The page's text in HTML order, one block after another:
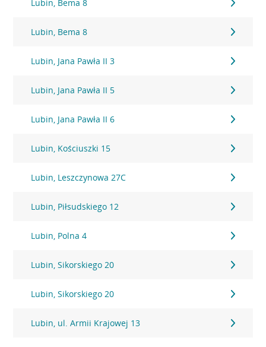
Lubin, Bema 8
Lubin, Bema 8
Lubin, Jana Pawła II 3
Lubin, Jana Pawła II 5
Lubin, Jana Pawła II 6
Lubin, Kościuszki 15
Lubin, Leszczynowa 27C
Lubin, Piłsudskiego 12
Lubin, Polna 4
Lubin, Sikorskiego 20
Lubin, Sikorskiego 20
Lubin, ul. Armii Krajowej 13